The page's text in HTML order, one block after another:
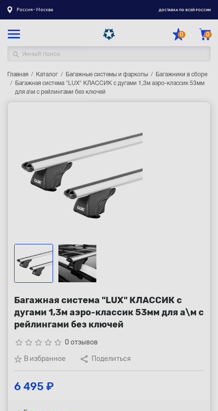
Россия - Москва ДОСТАВКА ПО ВСЕЙ РОССИИ
0 0
Каталог товаров
Регистрация
Контакты
Оптовым и корпоративным клиентам
+7 (800) 250-15-01
Главная Каталог Багажные системы и фаркопы
Багажники в сборе
Багажная система "LUX" КЛАССИК с дугами 1,3м аэро-классик 53мм
для а\м с рейлингами без ключей
Багажная система "LUX" КЛАССИК с
дугами 1,3м аэро-классик 53мм для а\м с
рейлингами без ключей
star_border star_border star_border star_border star_border 0 отзывов
В избранное
Поделиться
6 495 ₽